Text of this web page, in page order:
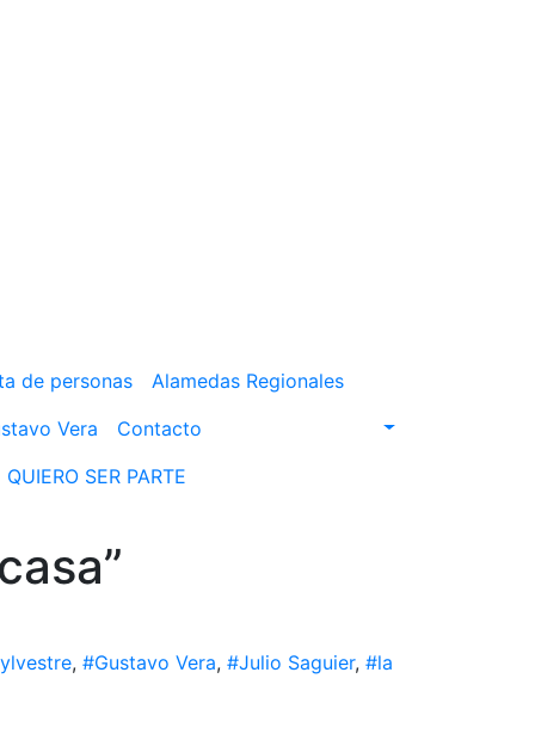
de personas
Alamedas Regionales
Vera
Contacto
QUIERO SER PARTE
, #Gustavo Vera, #Julio Saguier, #la